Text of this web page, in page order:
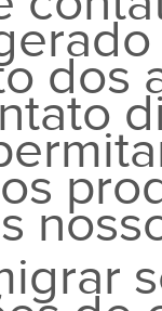
dos